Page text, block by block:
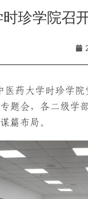
珍学院召
医药大学时珍学
题会，各二级学
篇布局。